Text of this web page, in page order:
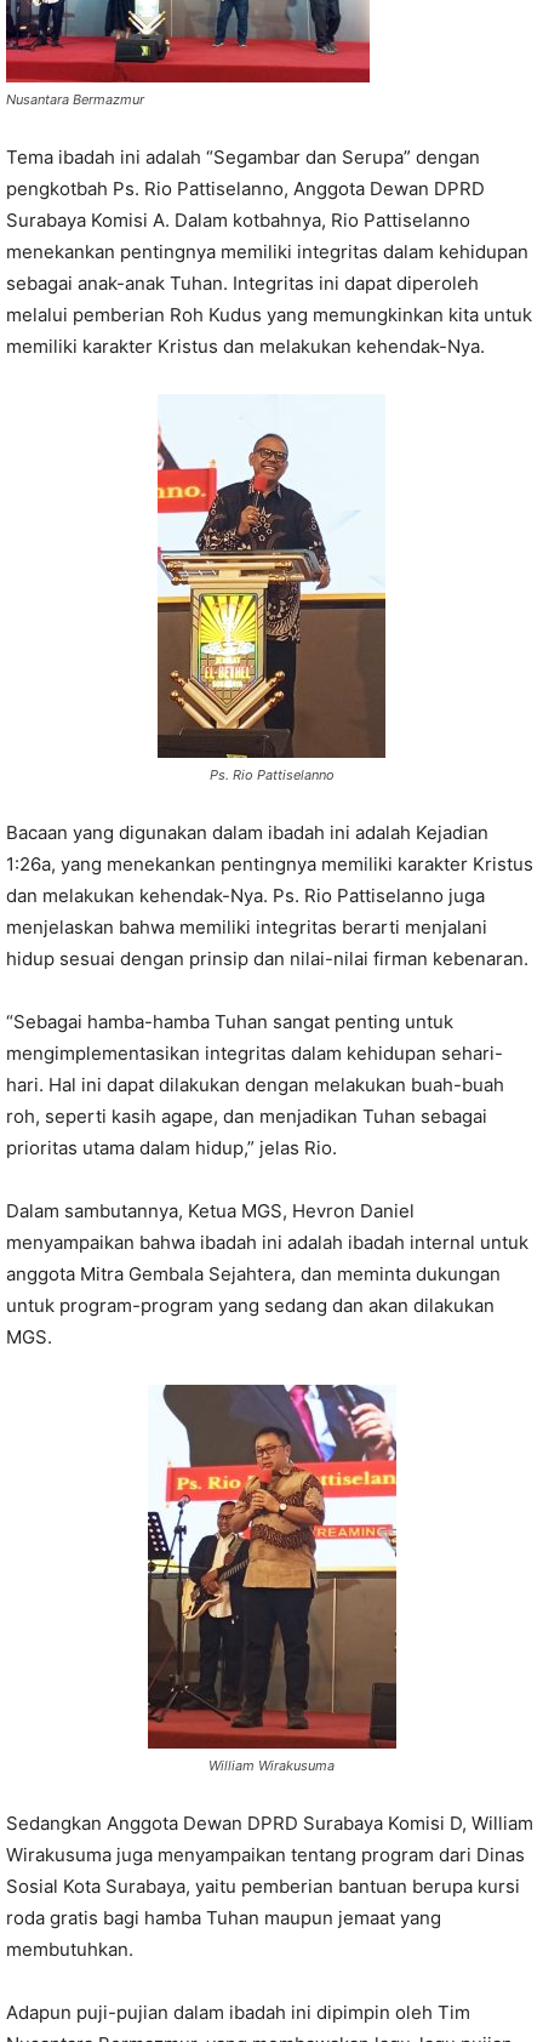
Nusantara Bermazmur
Tema ibadah ini adalah “Segambar dan Serupa” dengan
pengkotbah Ps. Rio Pattiselanno, Anggota Dewan DPRD
Surabaya Komisi A. Dalam kotbahnya, Rio Pattiselanno
menekankan pentingnya memiliki integritas dalam kehidupan
sebagai anak-anak Tuhan. Integritas ini dapat diperoleh
melalui pemberian Roh Kudus yang memungkinkan kita untuk
memiliki karakter Kristus dan melakukan kehendak-Nya.
Ps. Rio Pattiselanno
Bacaan yang digunakan dalam ibadah ini adalah Kejadian
1:26a, yang menekankan pentingnya memiliki karakter Kristus
dan melakukan kehendak-Nya. Ps. Rio Pattiselanno juga
menjelaskan bahwa memiliki integritas berarti menjalani
hidup sesuai dengan prinsip dan nilai-nilai firman kebenaran.
“Sebagai hamba-hamba Tuhan sangat penting untuk
mengimplementasikan integritas dalam kehidupan sehari-
hari. Hal ini dapat dilakukan dengan melakukan buah-buah
roh, seperti kasih agape, dan menjadikan Tuhan sebagai
prioritas utama dalam hidup,” jelas Rio.
Dalam sambutannya, Ketua MGS, Hevron Daniel
menyampaikan bahwa ibadah ini adalah ibadah internal untuk
anggota Mitra Gembala Sejahtera, dan meminta dukungan
untuk program-program yang sedang dan akan dilakukan
MGS.
William Wirakusuma
Sedangkan Anggota Dewan DPRD Surabaya Komisi D, William
Wirakusuma juga menyampaikan tentang program dari Dinas
Sosial Kota Surabaya, yaitu pemberian bantuan berupa kursi
roda gratis bagi hamba Tuhan maupun jemaat yang
membutuhkan.
Adapun puji-pujian dalam ibadah ini dipimpin oleh Tim